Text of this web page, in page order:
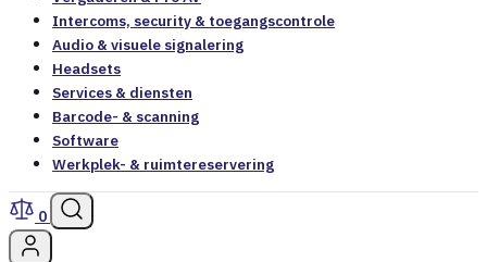
Intercoms, security & toegangscontrole
Audio & visuele signalering
Headsets
Services & diensten
Barcode- & scanning
Software
Werkplek- & ruimtereservering
0